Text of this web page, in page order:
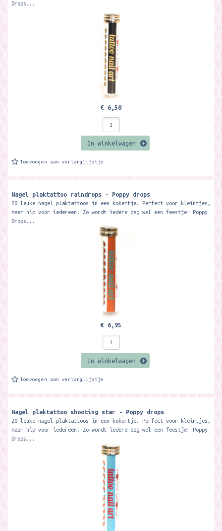
Drops...
€ 6,50
In winkelwagen
Toevoegen aan verlanglijstje
Nagel plaktattoo raindrops - Poppy drops
20 leuke nagel plaktattoos in een kokertje. Perfect voor kleintjes,
maar hip voor iedereen. Zo wordt iedere dag wel een feestje! Poppy
Drops...
€ 6,95
In winkelwagen
Toevoegen aan verlanglijstje
Nagel plaktattoo shooting star - Poppy drops
20 leuke nagel plaktattoos in een kokertje. Perfect voor kleintjes,
maar hip voor iedereen. Zo wordt iedere dag wel een feestje! Poppy
Drops...